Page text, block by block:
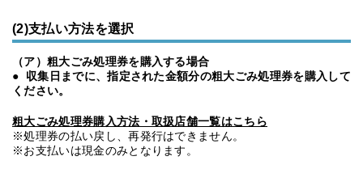
(2)支払い方法を選択
（ア）粗大ごみ処理券を購入する場合
● 収集日までに、指定された金額分の粗大ごみ処理券を購入して
ください。
粗大ごみ処理券購入方法・取扱店舗一覧はこちら
※処理券の払い戻し、再発行はできません。
※お支払いは現金のみとなります。